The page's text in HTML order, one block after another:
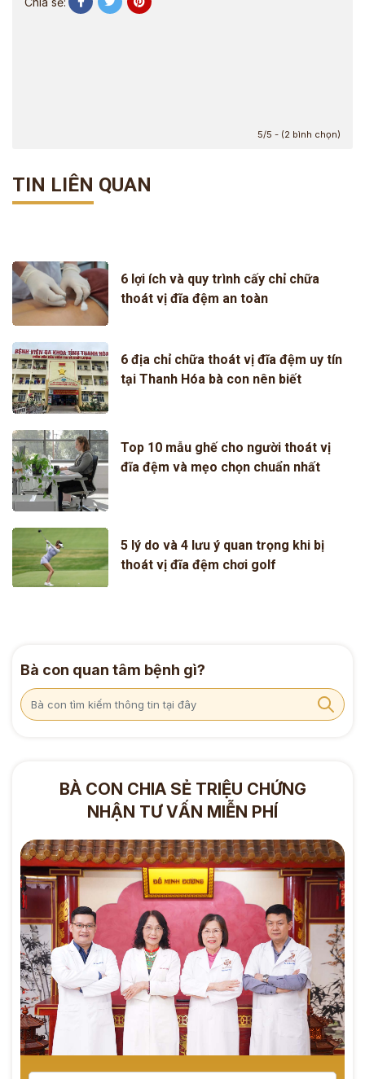
5/5 - (2 bình chọn)
TIN LIÊN QUAN
6 lợi ích và quy trình cấy chỉ chữa
thoát vị đĩa đệm an toàn
6 địa chỉ chữa thoát vị đĩa đệm uy tín
tại Thanh Hóa bà con nên biết
Top 10 mẫu ghế cho người thoát vị
đĩa đệm và mẹo chọn chuẩn nhất
5 lý do và 4 lưu ý quan trọng khi bị
thoát vị đĩa đệm chơi golf
Bà con quan tâm bệnh gì?
BÀ CON CHIA SẺ TRIỆU CHỨNG
NHẬN TƯ VẤN MIỄN PHÍ